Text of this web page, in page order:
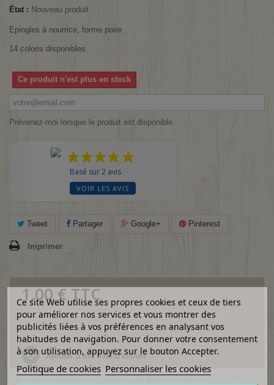
État : Nouveau produit
Epingles à nourrice, forme poire.
14 coloris disponibles.
Ce produit n'est plus en stock
Prévenez-moi lorsque le produit est disponible
Basé sur 2 avis
VOIR LES AVIS
Tweet Partager Google+ Pinterest
Imprimer
1,00 €TTC
Ajouter à ma liste d'envies
Ce site Web utilise ses propres cookies et ceux de tiers
pour améliorer nos services et vous montrer des
publicités liées à vos préférences en analysant vos
habitudes de navigation. Pour donner votre consentement
à son utilisation, appuyez sur le bouton Accepter.
Politique de cookies Personnaliser les cookies